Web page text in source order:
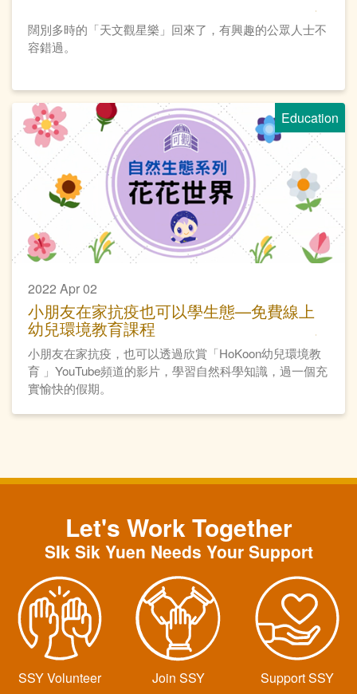
闊別多時的「天文觀星樂」回來了，有興趣的公眾人士不
容錯過。
Education
2022 Apr 02
小朋友在家抗疫也可以學生態—免費線上
幼兒環境教育課程
小朋友在家抗疫，也可以透過欣賞「HoKoon幼兒環境教
育 」YouTube頻道的影片，學習自然科學知識，過一個充
實愉快的假期。
Let's Work Together
SIk Sik Yuen Needs Your Support
SSY Volunteer Join SSY Support SSY